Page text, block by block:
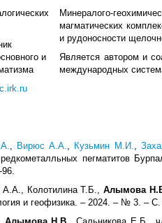
и
Минералого-
магматических
и рудоносности
Является автором и
международных
, Вирюс А.А., Кузьмин М.И.,
пегматитов
А.А., Колотилина Т.Б., Алымова
и геофизика. – 2024. – № 3. – С.